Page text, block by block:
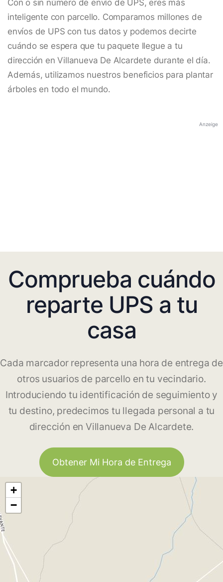
Con o sin número de envío de UPS, eres más
inteligente con parcello. Comparamos millones de
envíos de UPS con tus datos y podemos decirte
cuándo se espera que tu paquete llegue a tu
dirección en Villanueva De Alcardete durante el día.
Además, utilizamos nuestros beneficios para plantar
árboles en todo el mundo.
Anzeige
Comprueba cuándo
reparte UPS a tu
casa
Cada marcador representa una hora de entrega de
otros usuarios de parcello en tu vecindario.
Introduciendo tu identificación de seguimiento y
tu destino, predecimos tu llegada personal a tu
dirección en Villanueva De Alcardete.
Obtener Mi Hora de Entrega
+
−